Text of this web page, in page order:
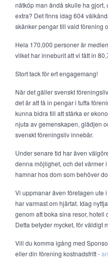
nätköp man ändå skulle ha gjort,
extra? Det finns idag 604
skänker pengar till vald förening
Hela 170,000 personer är
vilket har inneburit att vi fått in
Stort tack för ert engagemang!
När det gäller svenskt
det är att få in pengar i tuffa
kunna bidra till att stärka er
njuta av gemenskapen, glädjen
svenskt föreningsliv innebär.
Under senare tid har även
denna möjlighet, och det värmer
hamnar hos dom som behöver
Vi uppmanar även företagen ute
har varmast om hjärtat. Idag
genom att boka sina resor, hotell
Detta betyder mycket, för väldigt
Vill du komma igång med
eller din förening kostnadsfritt -